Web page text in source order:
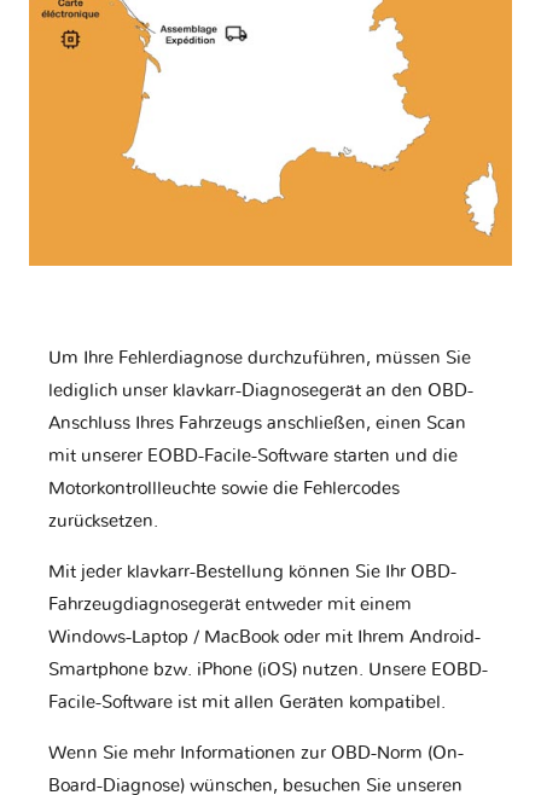
Um Ihre Fehlerdiagnose durchzuführen, müssen Sie
lediglich unser klavkarr-Diagnosegerät an den OBD-
Anschluss Ihres Fahrzeugs anschließen, einen Scan
mit unserer EOBD-Facile-Software starten und die
Motorkontrollleuchte sowie die Fehlercodes
zurücksetzen.
Mit jeder klavkarr-Bestellung können Sie Ihr OBD-
Fahrzeugdiagnosegerät entweder mit einem
Windows-Laptop / MacBook oder mit Ihrem Android-
Smartphone bzw. iPhone (iOS) nutzen. Unsere EOBD-
Facile-Software ist mit allen Geräten kompatibel.
Wenn Sie mehr Informationen zur OBD-Norm (On-
Board-Diagnose) wünschen, besuchen Sie unseren